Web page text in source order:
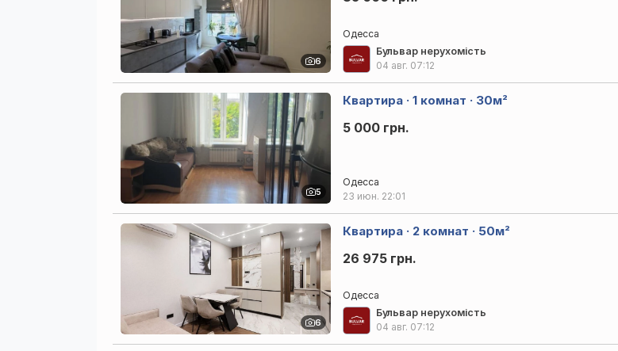
6
Одесса
Бульвар нерухомість
04 авг. 07:12
5
Квартира · 1 комнат · 30м²
5 000 грн.
Одесса
23 июн. 22:01
6
Квартира · 2 комнат · 50м²
26 975 грн.
Одесса
Бульвар нерухомість
04 авг. 07:12